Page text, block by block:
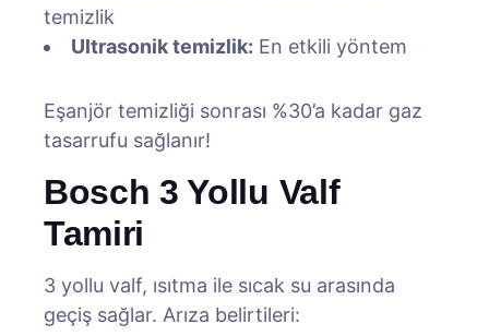
temizlik
Ultrasonik temizlik: En etkili yöntem
Eşanjör temizliği sonrası %30’a kadar gaz
tasarrufu sağlanır!
Bosch 3 Yollu Valf
Tamiri
3 yollu valf, ısıtma ile sıcak su arasında
geçiş sağlar. Arıza belirtileri: